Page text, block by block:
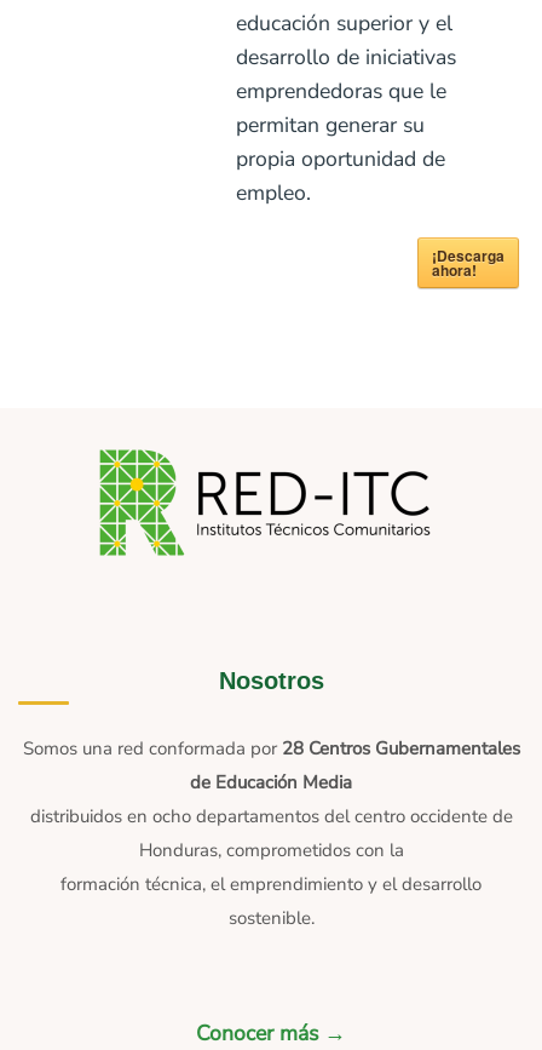
educación superior y el
desarrollo de iniciativas
emprendedoras que le
permitan generar su
propia oportunidad de
empleo.
¡Descarga
ahora!
Nosotros
Somos una red conformada por 28 Centros Gubernamentales
de Educación Media
distribuidos en ocho departamentos del centro occidente de
Honduras, comprometidos con la
formación técnica, el emprendimiento y el desarrollo
sostenible.
Conocer más →